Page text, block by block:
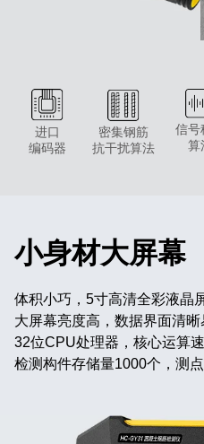
进口
编码器
密集钢筋
抗干扰算法
信号
算
小身材大屏幕
体积小巧，5寸高清全彩液晶
大屏幕亮度高，数据界面清晰
32位CPU处理器，核心运算速
检测构件存储量1000个，测